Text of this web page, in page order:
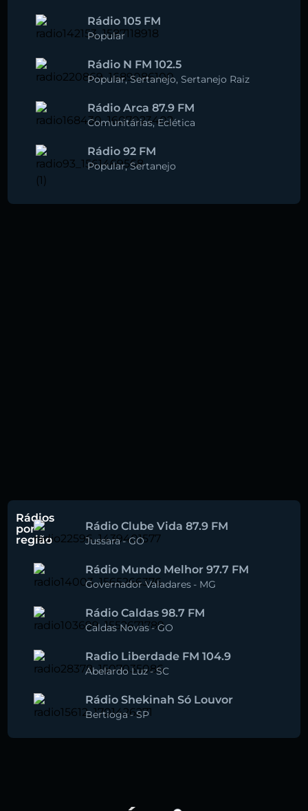
Rádio 105 FM
Popular
Rádio N FM 102.5
Popular,Sertanejo, Sertanejo Raiz
Rádio Arca 87.9 FM
Comunitárias,Eclética
Rádio 92 FM
Popular,Sertanejo
Rádios
por
região
Rádio Clube Vida 87.9 FM
Jussara -GO
Rádio Mundo Melhor 97.7 FM
Governador Valadares - MG
Rádio Caldas 98.7 FM
Caldas Novas-GO
Radio Liberdade FM 104.9
Abelardo Luz -SC
Rádio Shekinah Só Louvor
Bertioga-SP